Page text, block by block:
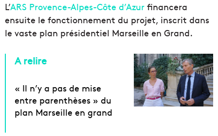
L’ARS Provence-Alpes-Côte d’Azur financera
ensuite le fonctionnement du projet, inscrit dans
le vaste plan présidentiel Marseille en Grand.
A relire
« Il n’y a pas de mise
entre parenthèses » du
plan Marseille en grand